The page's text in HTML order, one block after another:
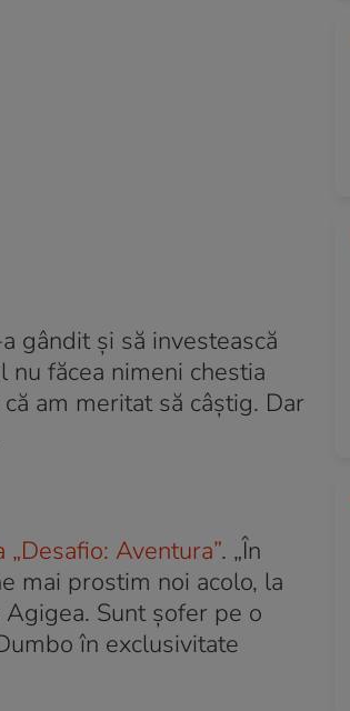
gândit și să investească
nu făcea nimeni chestia
am meritat să câștig. Dar
Aventura”. „În
mai prostim noi acolo, la
Sunt șofer pe o
în exclusivitate